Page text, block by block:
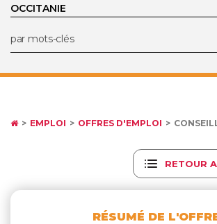
EMPLOI OFFRES D'EMPLOI
RETOUR
RÉSUMÉ DE